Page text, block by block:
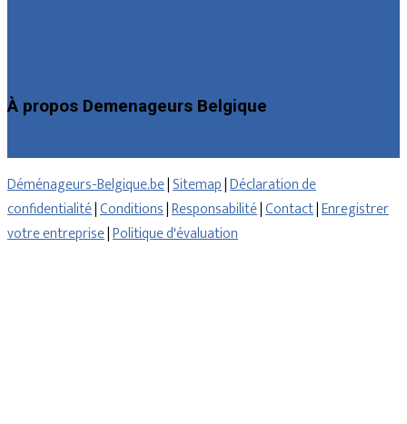
À propos Demenageurs Belgique
Déménageurs-Belgique.be|Sitemap|Déclaration de
confidentialité|Conditions|Responsabilité|Contact|Enregistrer
votre entreprise|Politique d'évaluation